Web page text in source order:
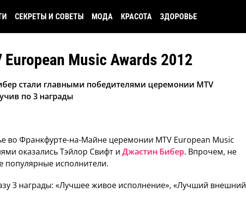
СЕКРЕТЫ И СОВЕТЫ МОДА КРАСОТА ЗДОРОВЬЕ
Music Awards 2012
стали главными победителями церемонии MTV
по 3 награды
во Франкфурте-на-Майне церемонии MTV European Music
оказались Тэйлор Свифт и Джастин Бибер. Впрочем, не
популярные исполнители.
3 награды: «Лучшее живое исполнение», «Лучший внешний